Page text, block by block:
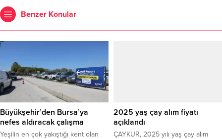
Benzer Konular
Büyükşehir’den Bursa’ya
nefes aldıracak çalışma
Yeşilin en çok yakıştığı kent olan
2025 yaş çay alım fiyatı
açıklandı
ÇAYKUR, 2025 yılı yaş çay alım